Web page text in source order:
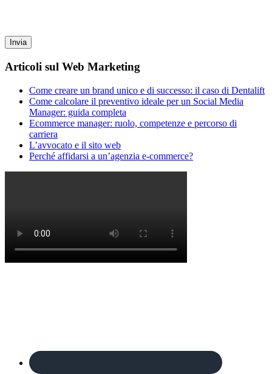
Articoli sul Web Marketing
Come creare un brand unico e di successo: il caso di Dentalift
Come calcolare il preventivo ideale per un Social Media
Manager: guida completa
Ecommerce manager: ruolo, competenze e percorso di
carriera
L’avvocato e il sito web
Perché affidarsi a un’agenzia e-commerce?